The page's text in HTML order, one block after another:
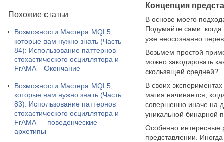
Похожие статьи
Возможности Мастера MQL5,
которые вам нужно знать (Часть
84): Использование паттернов
стохастического осциллятора и
FrAMA – Окончание
Возможности Мастера MQL5,
которые вам нужно знать (Часть
83): Использование паттернов
стохастического осциллятора и
FrAMA — поведенческие
архетипы
Концепция
В основе моего
Подумайте сами:
уже неосознанно
Возьмем простой
можно закодировать
скользящей средней?
В своих
магия начинается,
совершенно иначе на
уникальной бинарной
Особенно интересные
представлении.